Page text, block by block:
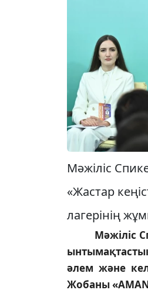
Мәжіліс
«Жастар
лагерінің
Мәжіліс
әлем және
Жобаны